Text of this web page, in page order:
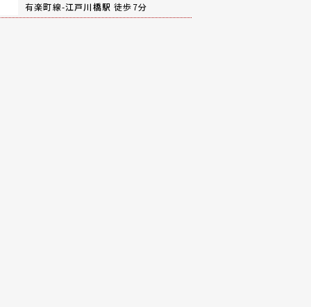
有楽町線-江戸川橋駅 徒歩7分